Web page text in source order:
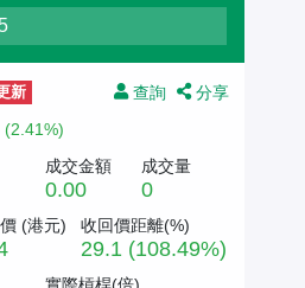
查詢 分享
新
(2.41%)
成交金額
0.00
成交量
0
(港元) 收回價距離(%)
29.1 (108.49%)
實際槓桿(倍)